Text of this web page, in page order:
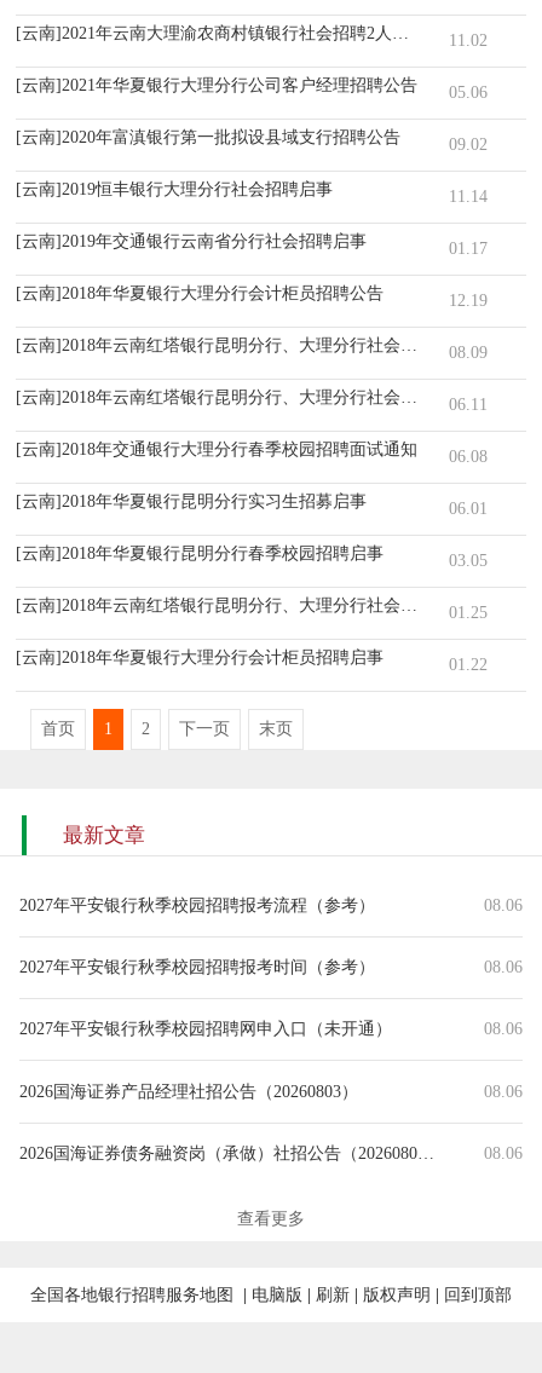
[云南]2021年云南大理渝农商村镇银行社会招聘2人启事 11.02
[云南]2021年华夏银行大理分行公司客户经理招聘公告 05.06
[云南]2020年富滇银行第一批拟设县域支行招聘公告 09.02
[云南]2019恒丰银行大理分行社会招聘启事 11.14
[云南]2019年交通银行云南省分行社会招聘启事 01.17
[云南]2018年华夏银行大理分行会计柜员招聘公告 12.19
[云南]2018年云南红塔银行昆明分行、大理分行社会招聘入围人员启事
08.09
[云南]2018年云南红塔银行昆明分行、大理分行社会招聘公告06.11
[云南]2018年交通银行大理分行春季校园招聘面试通知 06.08
[云南]2018年华夏银行昆明分行实习生招募启事 06.01
[云南]2018年华夏银行昆明分行春季校园招聘启事 03.05
[云南]2018年云南红塔银行昆明分行、大理分行社会招聘入围人员公告
01.25
[云南]2018年华夏银行大理分行会计柜员招聘启事 01.22
首页 1 2 下一页 末页
最新文章
2027年平安银行秋季校园招聘报考流程（参考） 08.06
2027年平安银行秋季校园招聘报考时间（参考） 08.06
2027年平安银行秋季校园招聘网申入口（未开通） 08.06
2026国海证券产品经理社招公告（20260803） 08.06
2026国海证券债务融资岗（承做）社招公告（20260803） 08.06
2026年丹阳农商银行常态化社会招聘入围体检人员名单（第一批）
查看更多
全国各地银行招聘服务地图 电脑版 刷新 版权声明 回到顶部